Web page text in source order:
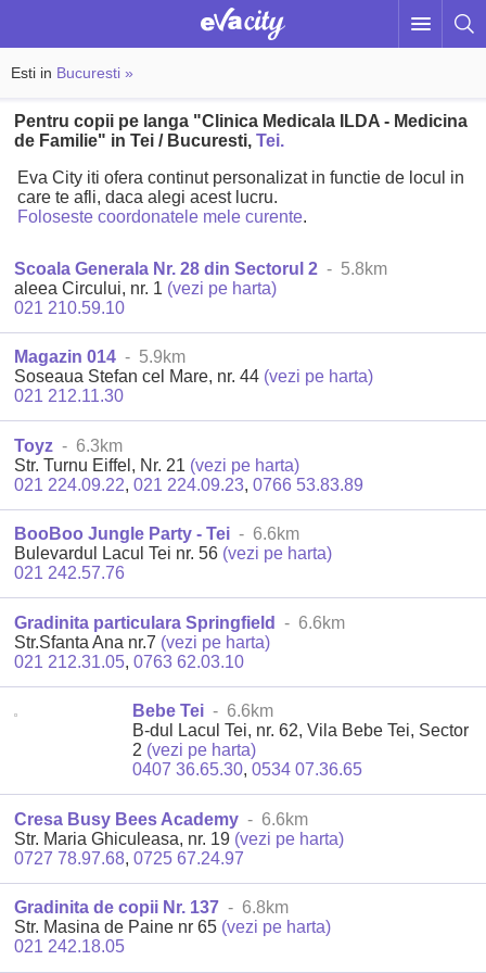
Esti in Bucuresti »
Pentru copii pe langa "Clinica Medicala ILDA - Medicina
de Familie" in Tei / Bucuresti,Tei.
Eva City iti ofera continut personalizat in functie de locul in
care te afli, daca alegi acest lucru.
Foloseste coordonatele mele curente.
Scoala Generala Nr. 28 din Sectorul 2 - 5.8km
aleea Circului, nr. 1 (vezi pe harta)
021 210.59.10
Magazin 014 - 5.9km
Soseaua Stefan cel Mare, nr. 44 (vezi pe harta)
021 212.11.30
Toyz - 6.3km
Str. Turnu Eiffel, Nr. 21 (vezi pe harta)
021 224.09.22,021 224.09.23,0766 53.83.89
BooBoo Jungle Party - Tei - 6.6km
Bulevardul Lacul Tei nr. 56 (vezi pe harta)
021 242.57.76
Gradinita particulara Springfield
- 6.6km
Str.Sfanta Ana nr.7 (vezi pe harta)
021 212.31.05,0763 62.03.10
Bebe Tei - 6.6km
B-dul Lacul Tei, nr. 62, Vila Bebe Tei, Sector
2 (vezi pe harta)
0407 36.65.30,0534 07.36.65
Cresa Busy Bees Academy - 6.6km
Str. Maria Ghiculeasa, nr. 19 (vezi pe harta)
0727 78.97.68,0725 67.24.97
Gradinita de copii Nr. 137 - 6.8km
Str. Masina de Paine nr 65 (vezi pe harta)
021 242.18.05